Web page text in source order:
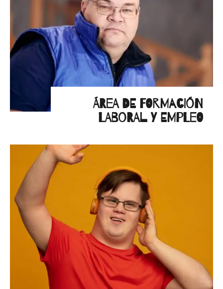
ÁREA DE FORMACIÓN
LABORAL Y EMPLEO